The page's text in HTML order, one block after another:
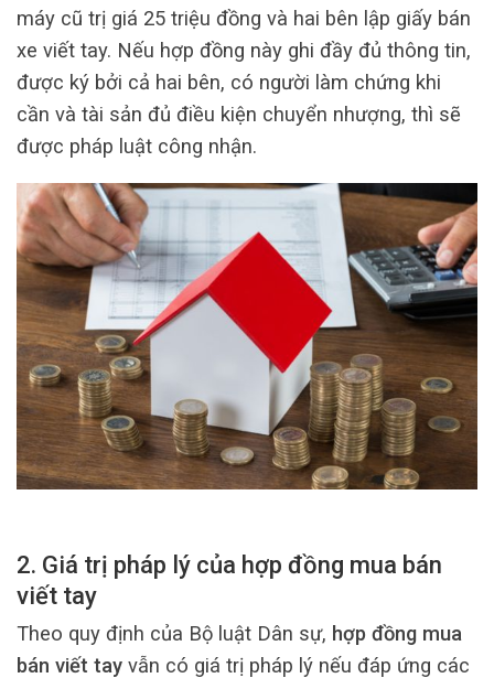
máy cũ trị giá 25 triệu đồng và hai bên lập giấy bán
xe viết tay. Nếu hợp đồng này ghi đầy đủ thông tin,
được ký bởi cả hai bên, có người làm chứng khi
cần và tài sản đủ điều kiện chuyển nhượng, thì sẽ
được pháp luật công nhận.
2. Giá trị pháp lý của hợp đồng mua bán
viết tay
Theo quy định của Bộ luật Dân sự, hợp đồng mua
bán viết tay vẫn có giá trị pháp lý nếu đáp ứng các